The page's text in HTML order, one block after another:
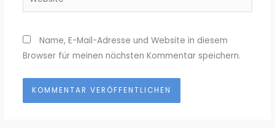
Name, E-Mail-Adresse und Website in diesem
Browser für meinen nächsten Kommentar speichern.